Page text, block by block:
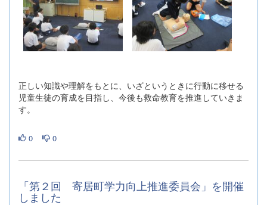
正しい知識や理解をもとに、いざというときに行動に移せる
児童生徒の育成を目指し、今後も救命教育を推進していきま
す。
0 0
「第２回 寄居町学力向上推進委員会」を開催
しました